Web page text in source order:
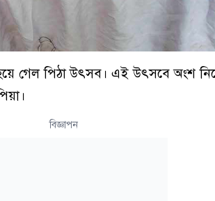
হয়ে গেল পিঠা উৎসব। এই উৎসবে অংশ
বিজ্ঞাপন